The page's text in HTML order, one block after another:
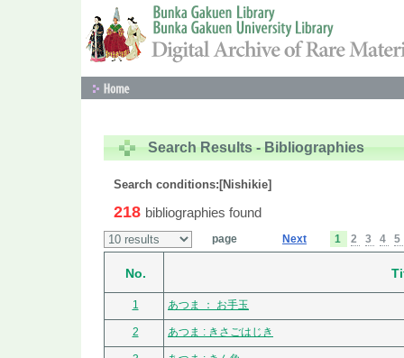
Search Results - Bibliographies
Search conditions:[Nishikie]
218 bibliographies found
page Next 1 2 3 4 5
No.
1 あつま ： お手玉
2 あつま : きさごはじき